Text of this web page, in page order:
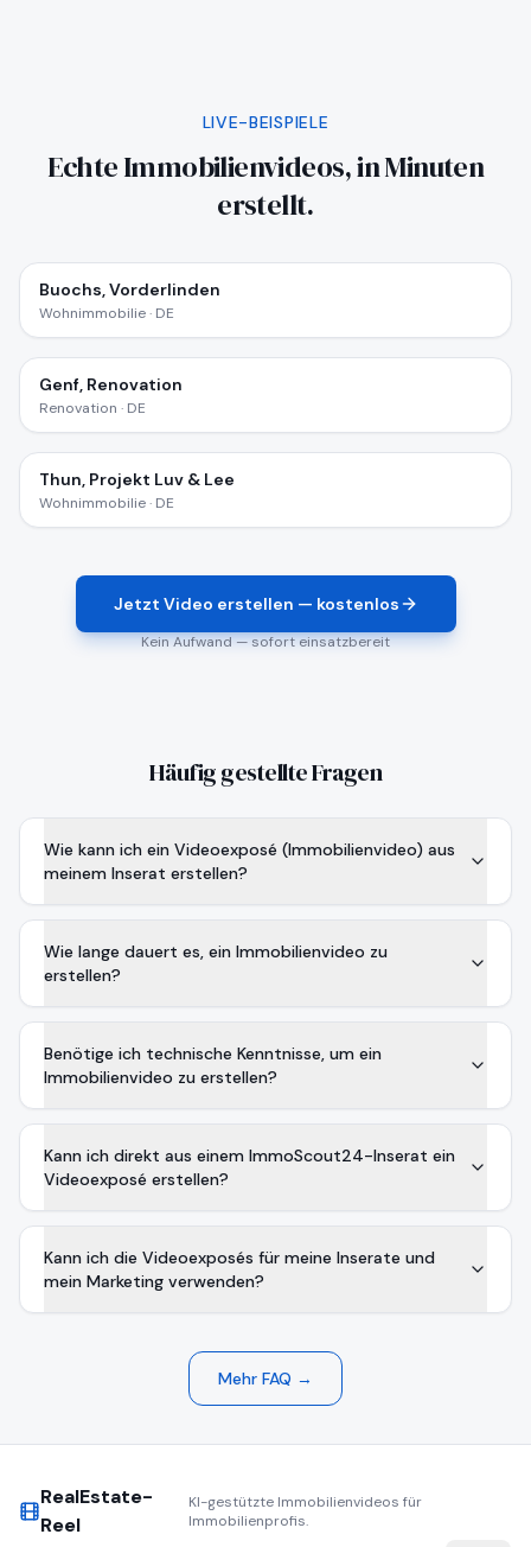
LIVE-BEISPIELE
Echte Immobilienvideos, in Minuten
erstellt.
Buochs, Vorderlinden
Wohnimmobilie · DE
Genf, Renovation
Renovation · DE
Thun, Projekt Luv & Lee
Wohnimmobilie · DE
Jetzt Video erstellen — kostenlos
Kein Aufwand — sofort einsatzbereit
Häufig gestellte Fragen
Wie kann ich ein Videoexposé (Immobilienvideo) aus
meinem Inserat erstellen?
Wie lange dauert es, ein Immobilienvideo zu
erstellen?
Benötige ich technische Kenntnisse, um ein
Immobilienvideo zu erstellen?
Kann ich direkt aus einem ImmoScout24-Inserat ein
Videoexposé erstellen?
Kann ich die Videoexposés für meine Inserate und
mein Marketing verwenden?
Mehr FAQ →
RealEstate-
Reel
KI-gestützte Immobilienvideos für
Immobilienprofis.